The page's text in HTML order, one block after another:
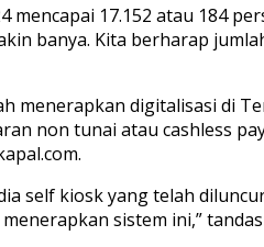
17.152 atau 184
banya. Kita berharap
menerapkan digitalisasi di
non tunai atau cashless
self kiosk yang telah
sistem ini,”